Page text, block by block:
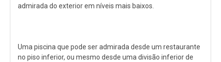
admirada do exterior em níveis mais baixos.
Uma piscina que pode ser admirada desde um restaurante
no piso inferior, ou mesmo desde uma divisão inferior de